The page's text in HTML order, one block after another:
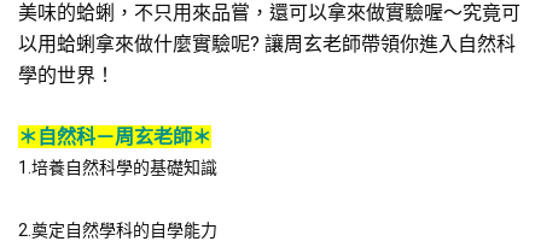
美味的蛤蜊，不只用來品嘗，還可以拿來做實驗喔～究竟可
以用蛤蜊拿來做什麼實驗呢? 讓周玄老師帶領你進入自然科
學的世界！
＊自然科－周玄老師＊
1.培養自然科學的基礎知識
2.奠定自然學科的自學能力